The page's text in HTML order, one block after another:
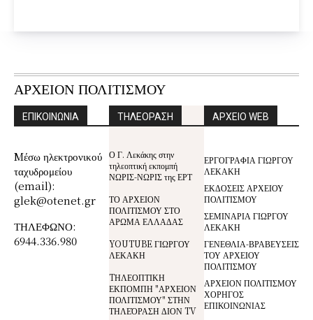
ΑΡΧΕΙΟΝ ΠΟΛΙΤΙΣΜΟΥ
ΕΠΙΚΟΙΝΩΝΙΑ
Mέσω ηλεκτρονικού
ταχυδρομείου
(email):
glek@otenet.gr
ΤΗΛΕΦΩΝΟ:
6944.336.980
ΤΗΛΕΟΡΑΣΗ
Ο Γ. Λεκάκης στην
τηλεοπτική εκπομπή
ΝΩΡΙΣ-ΝΩΡΙΣ της ΕΡΤ
ΤΟ ΑΡΧΕΙΟΝ
ΠΟΛΙΤΙΣΜΟΥ ΣΤΟ
ΑΡΩΜΑ ΕΛΛΑΔΑΣ
YOUTUBE ΓΙΩΡΓΟΥ
ΛΕΚΑΚΗ
TΗΛΕΟΠΤΙΚΗ
ΕΚΠΟΜΠΗ "ΑΡΧΕΙΟΝ
ΠΟΛΙΤΙΣΜΟΥ" ΣΤΗΝ
ΤΗΛΕΌΡΑΣΗ ΔΙΟΝ TV
ΑΡΧΕΙΟ WEB
ΕΡΓΟΓΡΑΦΙΑ ΓΙΩΡΓΟΥ
ΛΕΚΑΚΗ
ΕΚΔΟΣΕΙΣ ΑΡΧΕΙΟΥ
ΠΟΛΙΤΙΣΜΟΥ
ΣΕΜΙΝΑΡΙΑ ΓΙΩΡΓΟΥ
ΛΕΚΑΚΗ
ΓΕΝΕΘΛΙΑ-ΒΡΑΒΕΥΣΕΙΣ
ΤΟΥ ΑΡΧΕΙΟΥ
ΠΟΛΙΤΙΣΜΟΥ
ΑΡΧΕΙΟΝ ΠΟΛΙΤΙΣΜΟΥ
ΧΟΡΗΓΟΣ
ΕΠΙΚΟΙΝΩΝΙΑΣ